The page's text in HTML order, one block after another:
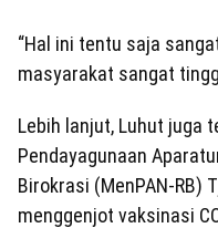
“Hal ini tentu saja
masyarakat sangat
Lebih lanjut, Luhut juga
Pendayagunaan
Birokrasi (MenPAN-RB)
menggenjot vaksinasi